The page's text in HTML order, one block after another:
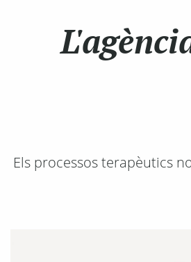
Els processos terapèutics